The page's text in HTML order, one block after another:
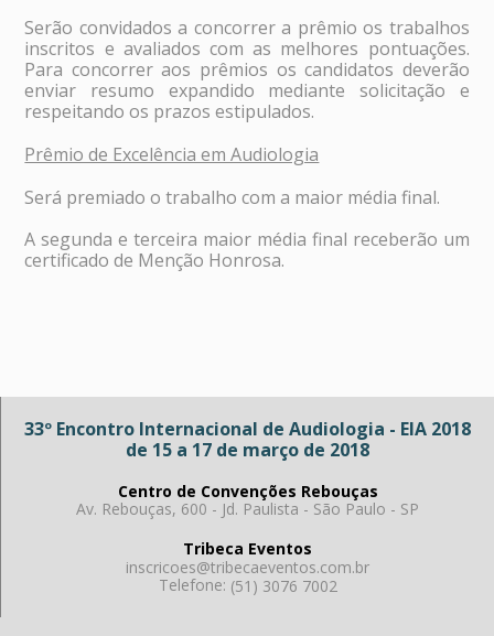
Serão convidados a concorrer a prêmio os trabalhos
inscritos e avaliados com as melhores pontuações.
Para concorrer aos prêmios os candidatos deverão
enviar resumo expandido mediante solicitação e
respeitando os prazos estipulados.
Prêmio de Excelência em Audiologia
Será premiado o trabalho com a maior média final.
A segunda e terceira maior média final receberão um
certificado de Menção Honrosa.
33º Encontro Internacional de Audiologia - EIA 2018
de 15 a 17 de março de 2018
Centro de Convenções Rebouças
Av. Rebouças, 600 - Jd. Paulista - São Paulo - SP
Tribeca Eventos
inscricoes@tribecaeventos.com.br
Telefone: (51) 3076 7002